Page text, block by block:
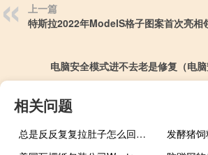
上一篇
特斯拉2022年ModelS格子图案首次亮相
电脑安全模式进不去老是修复（电脑
相关问题
总是反反复复拉肚子怎么回事（老是拉肚子怎么回事）
发酵猪